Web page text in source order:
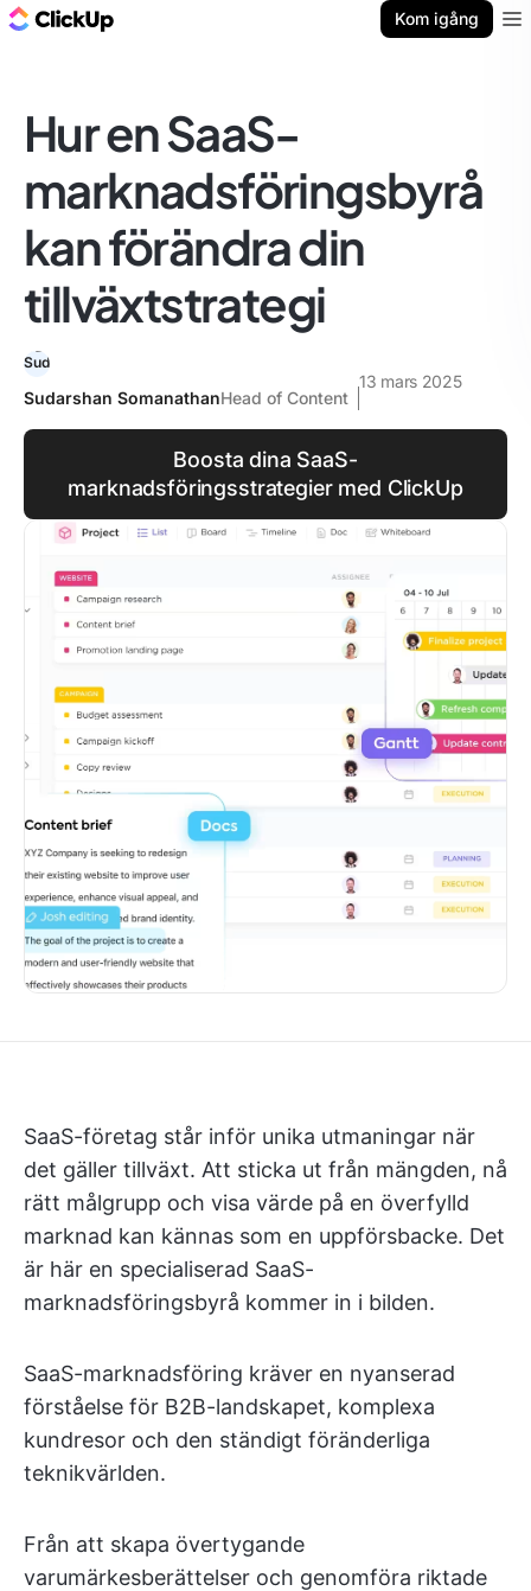
Kom igång
Hur en SaaS-
marknadsföringsbyrå
kan förändra din
tillväxtstrategi
Sudarshan SomanathanHead of Content
13 mars 2025
Boosta dina SaaS-
marknadsföringsstrategier med ClickUp
SaaS-företag står inför unika utmaningar när
det gäller tillväxt. Att sticka ut från mängden, nå
rätt målgrupp och visa värde på en överfylld
marknad kan kännas som en uppförsbacke. Det
är här en specialiserad SaaS-
marknadsföringsbyrå kommer in i bilden.
SaaS-marknadsföring kräver en nyanserad
förståelse för B2B-landskapet, komplexa
kundresor och den ständigt föränderliga
teknikvärlden.
Från att skapa övertygande
varumärkesberättelser och genomföra riktade